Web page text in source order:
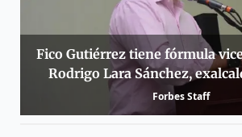
Fico Gutiérrez tiene fórmula
Rodrigo Lara Sánchez,
Forbes Staff